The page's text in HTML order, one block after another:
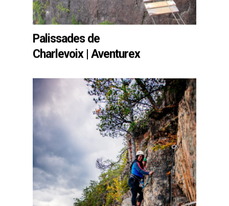
Palissades de
Charlevoix | Aventurex